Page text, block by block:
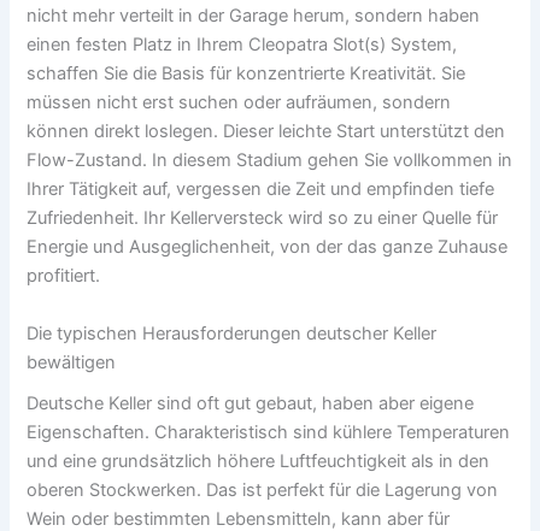
nicht mehr verteilt in der Garage herum, sondern haben
einen festen Platz in Ihrem Cleopatra Slot(s) System,
schaffen Sie die Basis für konzentrierte Kreativität. Sie
müssen nicht erst suchen oder aufräumen, sondern
können direkt loslegen. Dieser leichte Start unterstützt den
Flow-Zustand. In diesem Stadium gehen Sie vollkommen in
Ihrer Tätigkeit auf, vergessen die Zeit und empfinden tiefe
Zufriedenheit. Ihr Kellerversteck wird so zu einer Quelle für
Energie und Ausgeglichenheit, von der das ganze Zuhause
profitiert.
Die typischen Herausforderungen deutscher Keller
bewältigen
Deutsche Keller sind oft gut gebaut, haben aber eigene
Eigenschaften. Charakteristisch sind kühlere Temperaturen
und eine grundsätzlich höhere Luftfeuchtigkeit als in den
oberen Stockwerken. Das ist perfekt für die Lagerung von
Wein oder bestimmten Lebensmitteln, kann aber für